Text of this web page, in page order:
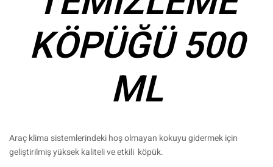
KÖPÜĞÜ 500
ML
Araç klima sistemlerindeki hoş olmayan kokuyu gidermek için
geliştirilmiş yüksek kaliteli ve etkili köpük.